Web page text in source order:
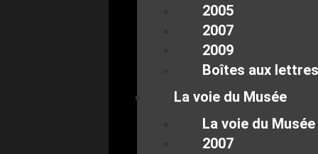
2005
2007
2009
Boîtes aux lettres
La voie du Musée
La voie du Musée
2007